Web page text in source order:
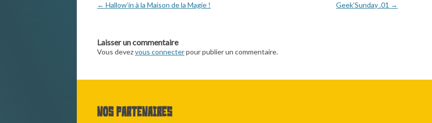
Navigation
← Hallow’in à la Maison de la Magie ! Geek’Sunday .01 →
Laisser un commentaire
Vous devezvous connecterpour publier un commentaire.
Nos partenaires